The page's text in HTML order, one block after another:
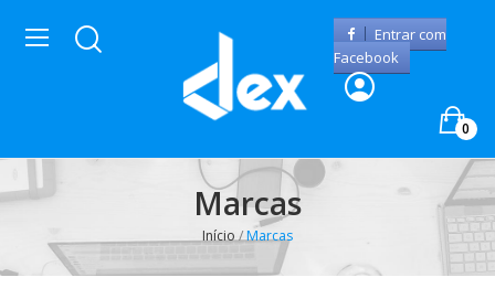
Entrar com
Facebook
0
Marcas
Início Marcas